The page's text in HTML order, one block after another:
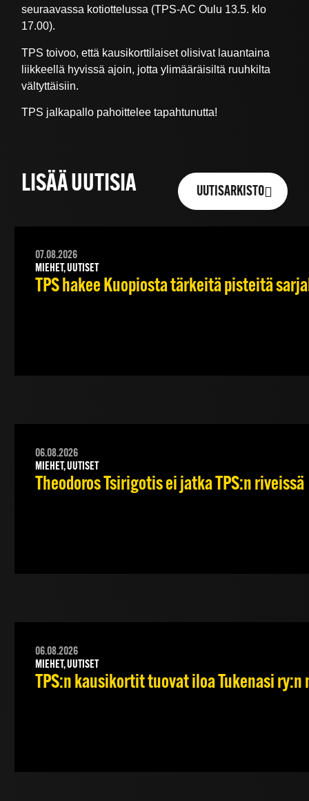
seuraavassa kotiottelussa (TPS-AC Oulu 13.5. klo
17.00).
TPS toivoo, että kausikorttilaiset olisivat lauantaina
liikkeellä hyvissä ajoin, jotta ylimääräisiltä ruuhkilta
vältyttäisiin.
TPS jalkapallo pahoittelee tapahtunutta!
LISÄÄ UUTISIA UUTISARKISTO
07.08.2026
MIEHET, UUTISET
TPS hakee Kuopiosta tärkeitä pisteitä
06.08.2026
MIEHET, UUTISET
Theodoros Tsirigotis ei jatka TPS:n riveissä
06.08.2026
MIEHET, UUTISET
TPS:n kausikortit tuovat iloa Tukenasi